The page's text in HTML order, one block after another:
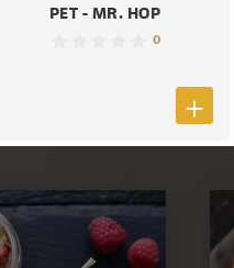
PET - MR. HOP
0